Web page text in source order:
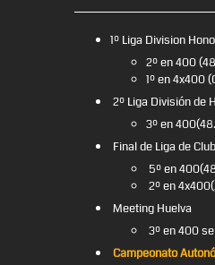
1º Liga Division
2º en 400
1º en 4x400
2º Liga División de
3º en
Final de Liga de
5º en
2º en
Meeting Huelva
3º en 400
Campeonato